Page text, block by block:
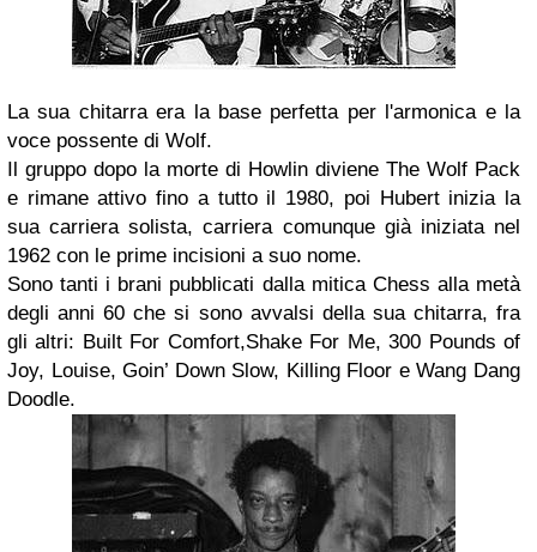
La sua chitarra era la base perfetta per l'armonica e la
voce possente di Wolf.
Il gruppo dopo la morte di Howlin diviene The Wolf Pack
e rimane attivo fino a tutto il 1980, poi Hubert inizia la
sua carriera solista, carriera comunque già iniziata nel
1962 con le prime incisioni a suo nome.
Sono tanti i brani pubblicati dalla mitica Chess alla metà
degli anni 60 che si sono avvalsi della sua chitarra, fra
gli altri: Built For Comfort,Shake For Me, 300 Pounds of
Joy, Louise, Goin’ Down Slow, Killing Floor e Wang Dang
Doodle.